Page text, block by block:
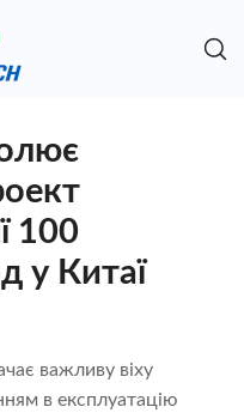
100
у Китаї
важливу віху
в експлуатацію